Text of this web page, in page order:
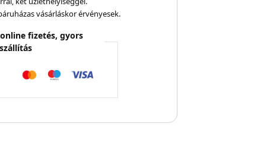
vásárláskor érvényesek.
fizetés, gyors
szállítás